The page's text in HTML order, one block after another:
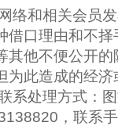
络和相关会员
借口理由和不
其他不便公开
为此造成的经
系处理方式：
，联系